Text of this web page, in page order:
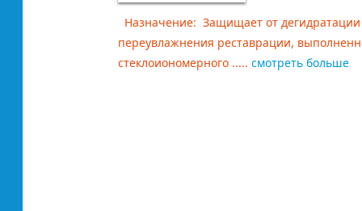
Назначение: Защищает от
переувлажнения реставрации,
стеклоиономерного ..... смотреть больше